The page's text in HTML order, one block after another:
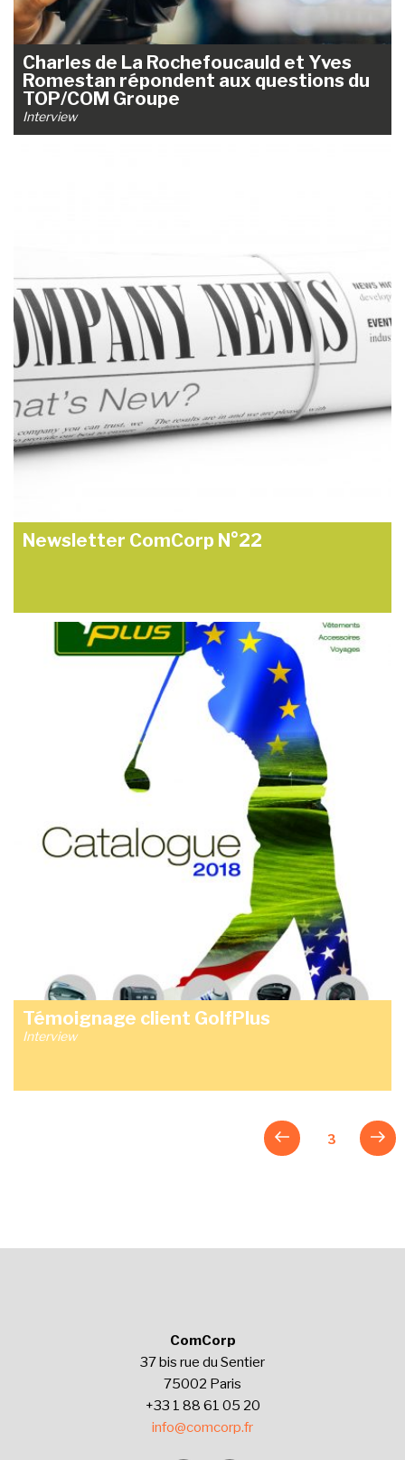
Charles de La Rochefoucauld et Yves
Romestan répondent aux questions du
TOP/COM Groupe
Interview
Newsletter ComCorp N°22
Témoignage client GolfPlus
Interview
Previous
page
Page
3
Next
ComCorp
37 bis rue du Sentier
75002 Paris
+33 1 88 61 05 20
info@comcorp.fr